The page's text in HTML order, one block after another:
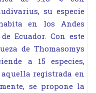
su especie
en los Andes
Ecuador. Con este
de Thomasomys
a 15 especies,
registrada en
se propone la